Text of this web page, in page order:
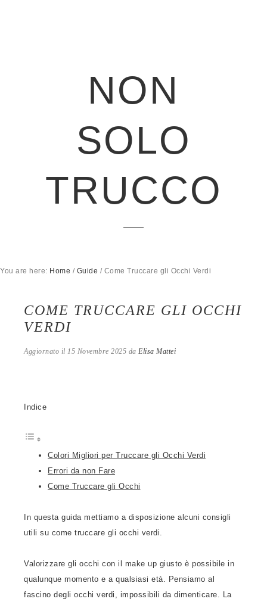
NON
SOLO
TRUCCO
You are here: Home / Guide /Come Truccare gli Occhi Verdi
COME TRUCCARE GLI OCCHI
VERDI
Aggiornato il 15 Novembre 2025 da Elisa Mattei
Indice
Colori Migliori per Truccare gli Occhi Verdi
Errori da non Fare
Come Truccare gli Occhi
In questa guida mettiamo a disposizione alcuni consigli
utili su come truccare gli occhi verdi.
Valorizzare gli occhi con il make up giusto è possibile in
qualunque momento e a qualsiasi età. Pensiamo al
fascino degli occhi verdi, impossibili da dimenticare. La